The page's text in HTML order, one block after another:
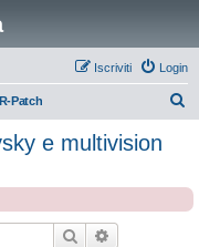
Login
Iscriviti
Patch
a
e multivision
Cerca